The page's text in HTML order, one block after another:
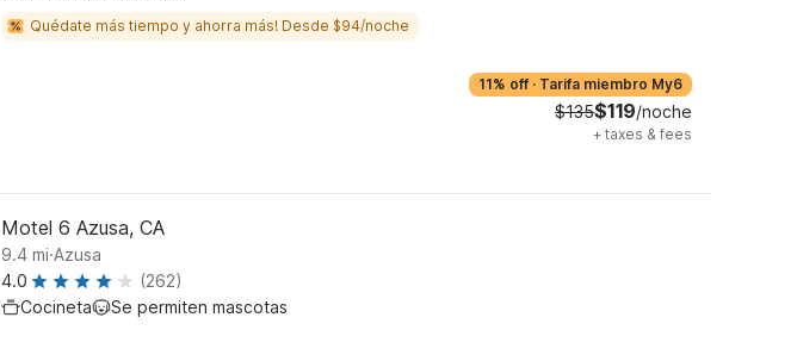
Quédate más tiempo y ahorra más! Desde $94/noche
11% off · Tarifa miembro My6
$135$119/noche
+ taxes & fees
Motel 6 Azusa, CA
9.4 mi.Azusa
4.0
(262)
Cocineta
Se permiten mascotas